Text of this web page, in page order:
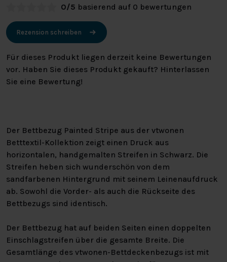
0/5 basierend auf 0 bewertungen
Rezension schreiben
Für dieses Produkt liegen derzeit keine Bewertungen
vor. Haben Sie dieses Produkt gekauft? Hinterlassen
Sie eine Bewertung!
Der Bettbezug Painted Stripe aus der vtwonen
Betttextil-Kollektion zeigt einen Druck aus
horizontalen, handgemalten Streifen in Schwarz. Die
Streifen heben sich wunderschön von dem
sandfarbenen Hintergrund mit seinem Leinenaufdruck
ab. Sowohl die Vorder- als auch die Rückseite des
Bettbezugs sind identisch.
Der Bettbezug hat auf beiden Seiten einen doppelten
Einschlagstreifen über die gesamte Breite. Die
Gesamtlänge des vtwonen-Bettdeckenbezugs ist mit